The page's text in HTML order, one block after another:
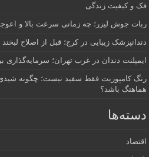
فک و کیفیت زندگی
ربات جوش لیزر؛ چه زمانی سرعت بالا و
دندانپزشک زیبایی در کرج؛ قبل از اصلاح لبخند
ایمپلنت دندان در غرب تهران؛ سرمایه‌گذاری
رنگ کامپوزیت فقط سفید نیست؛ چگونه شیدی
هماهنگ باشد؟
دسته‌ها
اقتصاد